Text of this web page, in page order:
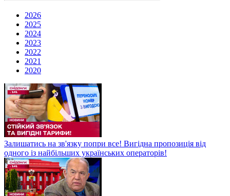
2026
2025
2024
2023
2022
2021
2020
Залишатись на зв'язку попри все! Вигідна пропозиція від
одного із найбільших українських операторів!